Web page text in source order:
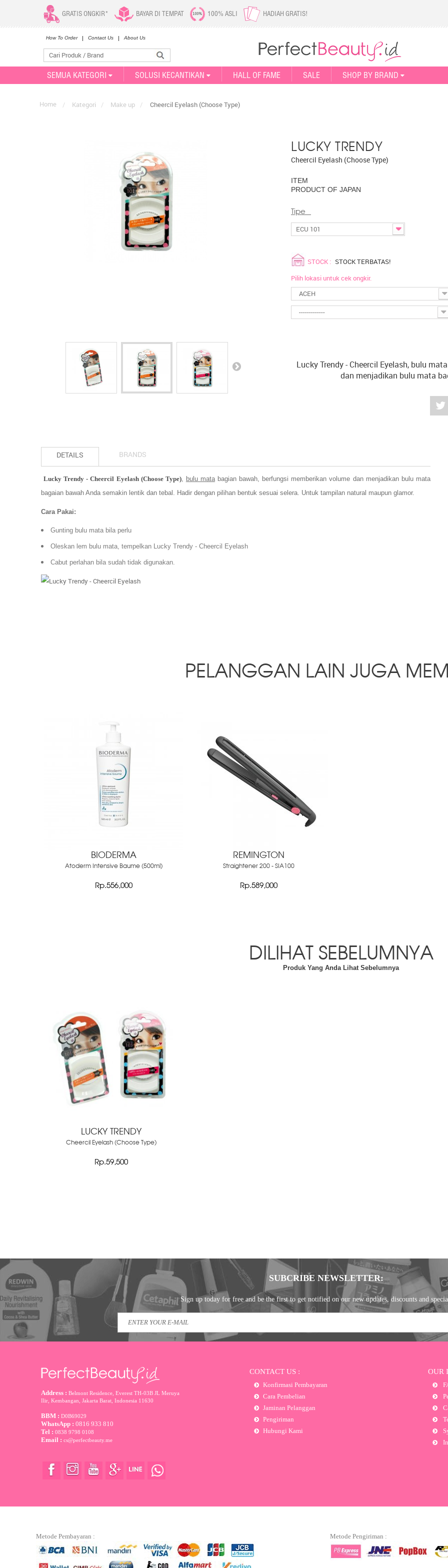
GRATIS ONGKIR* BAYAR DI TEMPAT 100% ASLI HADIAH GRATIS!
How To Order Contact Us About Us
SEMUA KATEGORI SOLUSI KECANTIKAN HALL OF FAME SALE SHOP BY BRAND
Home / Kategori / Make up / Cheercil Eyelash (Choose Type)
LUCKY TRENDY
Cheercil Eyelash (Choose Type)
ITEM
PRODUCT OF JAPAN
Tipe
ECU 101
STOCK : STOCK TERBATAS!
Pilih lokasi untuk cek ongkir.
ACEH
-------------
Lucky Trendy - Cheercil Eyelash, bulu
dan menjadikan bulu mata
DETAILS BRANDS
Lucky Trendy - Cheercil Eyelash (Choose Type), bulu matabagian bawah, berfungsi memberikan volume dan menjadikan bulu mata
bagaian bawah Anda semakin lentik dan tebal. Hadir dengan pilihan bentuk sesuai selera. Untuk tampilan natural maupun glamor.
Cara Pakai:
Gunting bulu mata bila perlu
Oleskan lem bulu mata, tempelkan Lucky Trendy - Cheercil Eyelash
Cabut perlahan bila sudah tidak digunakan.
PELANGGAN LAIN JUGA
BIODERMA
Atoderm Intensive Baume (500ml)
Rp.556,000
REMINGTON
Straightener 200 - SIA100
Rp.589,000
DILIHAT SEBELUMNYA
Produk Yang Anda Lihat Sebelumnya
LUCKY TRENDY
Cheercil Eyelash (Choose Type)
Rp.59,500
SUBCRIBE NEWSLETTER:
Sign up today for free and be the first to get notified on our new updates, discounts and
Address : Belmont Residence, Everest TH-03B JL Meruya
Ilir, Kembangan, Jakarta Barat Indonesia 11630
BBM : D0B69029
WhatsApp : 0816 933 810
Tel : 0838 9798 0108
Email : cs@perfectbeauty.me
CONTACT US :
Konfirmasi Pembayaran
Cara Pembelian
Jaminan Pelanggan
Pengiriman
Hubungi Kami
OUR
Metode Pembayaran : Metode Pengiriman :